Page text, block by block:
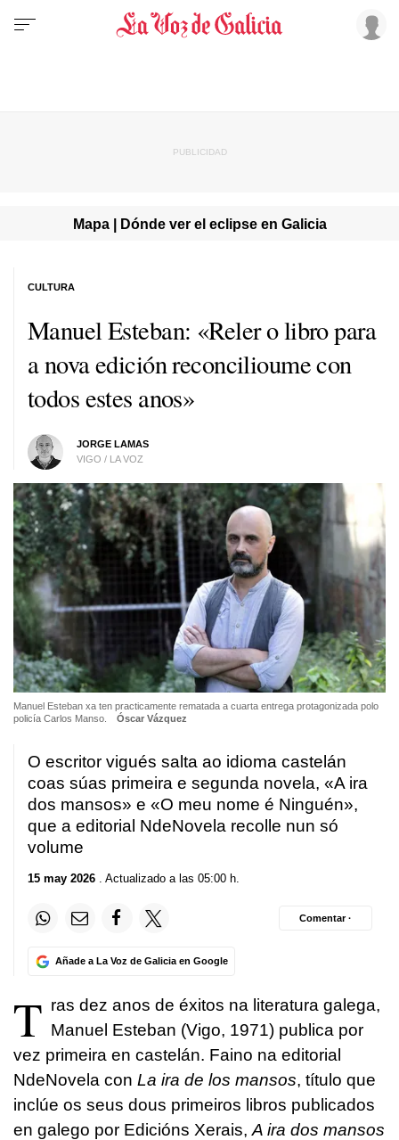
Mapa | Dónde ver el eclipse en Galicia
Manuel Esteban: «Reler o libro para
a nova edición reconcilioume con
todos estes anos»
JORGE LAMAS
VIGO / LA VOZ
CULTURA
Manuel Esteban xa ten practicamente rematada a cuarta entrega protagonizada polo
policía Carlos Manso.
Óscar Vázquez
O escritor vigués salta ao idioma castelán
coas súas primeira e segunda novela, «A ira
dos mansos» e «O meu nome é Ninguén»,
que a editorial NdeNovela recolle nun só
volume
15 may 2026 . Actualizado a las 05:00 h.
Añade a La Voz de Galicia en Google
Comentar ·
T ras dez anos de éxitos na literatura galega,
Manuel Esteban (Vigo, 1971) publica por
vez primeira en castelán. Faino na editorial
NdeNovela con La ira de los mansos, título que
inclúe os seus dous primeiros libros publicados
en galego por Edicións Xerais,A ira dos mansos